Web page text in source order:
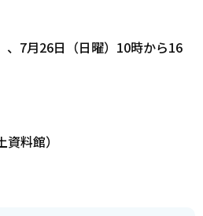
、7月26日（日曜）10時から16
料館）